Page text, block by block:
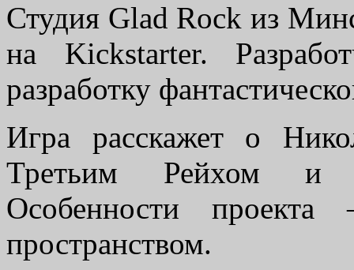
Студия Glad Rock из
на Kickstarter.
разработку
Игра расскажет о
Третьим Рейхом и
Особенности
пространством.